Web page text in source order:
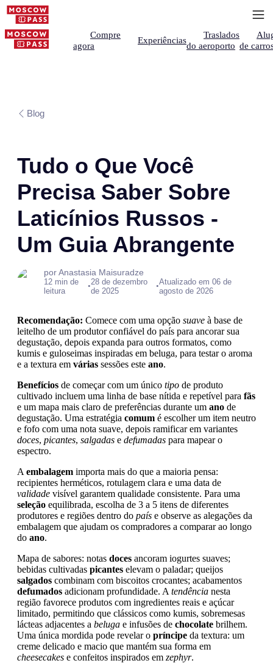
Compre
agora
Experiências
Traslados
do aeroporto de
Blog
Tudo o Que Você
Precisa Saber Sobre
Laticínios Russos -
Um Guia Abrangente
por Anastasia Maisuradze
12 min de
leitura
•28 de dezembro
de 2025
•Atualizado em 06 de
agosto de 2026
Recomendação: Comece com uma opção suave à base de
leitelho de um produtor confiável do país para ancorar sua
degustação, depois expanda para outros formatos, como
kumis e guloseimas inspiradas em beluga, para testar o aroma
e a textura em várias sessões este ano.
Benefícios de começar com um único tipo de produto
cultivado incluem uma linha de base nítida e repetível para fãs
e um mapa mais claro de preferências durante um ano de
degustação. Uma estratégia comum é escolher um item neutro
e fofo com uma nota suave, depois ramificar em variantes
doces, picantes, salgadas e defumadas para mapear o
espectro.
A embalagem importa mais do que a maioria pensa:
recipientes herméticos, rotulagem clara e uma data de
validade visível garantem qualidade consistente. Para uma
seleção equilibrada, escolha de 3 a 5 itens de diferentes
produtores e regiões dentro do país e observe as alegações da
embalagem que ajudam os compradores a comparar ao longo
do ano.
Mapa de sabores: notas doces ancoram iogurtes suaves;
bebidas cultivadas picantes elevam o paladar; queijos
salgados combinam com biscoitos crocantes; acabamentos
defumados adicionam profundidade. A tendência nesta
região favorece produtos com ingredientes reais e açúcar
limitado, permitindo que clássicos como kumis, sobremesas
lácteas adjacentes a beluga e infusões de chocolate brilhem.
Uma única mordida pode revelar o príncipe da textura: um
creme delicado e macio que mantém sua forma em
cheesecakes e confeitos inspirados em zephyr.